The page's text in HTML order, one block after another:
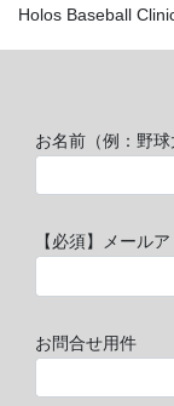
Holos Baseball
お名前（例：野球
【必須】メール
お問合せ用件